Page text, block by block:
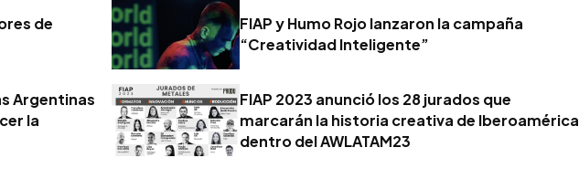
de
FIAP y Humo Rojo lanzaron la campaña
“Creatividad Inteligente”
Argentinas
la
FIAP 2023 anunció los 28 jurados que
marcarán la historia creativa de Iberoamérica
dentro del AWLATAM23